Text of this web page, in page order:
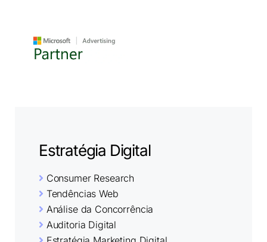
Estratégia Digital
Consumer Research
Tendências Web
Análise da Concorrência
Auditoria Digital